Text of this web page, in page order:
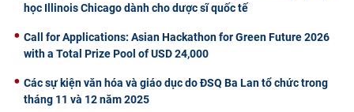
học Illinois Chicago dành cho dược sĩ quốc tế
Call for Applications: Asian Hackathon for Green Future 2026
with a Total Prize Pool of USD 24,000
Các sự kiện văn hóa và giáo dục do ĐSQ Ba Lan tổ chức trong
tháng 11 và 12 năm 2025